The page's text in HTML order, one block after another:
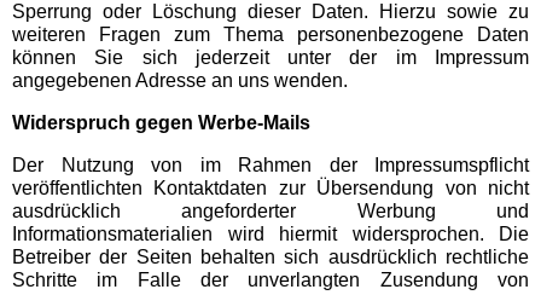
Mecklenburg-Vorpommern
Schwimmbäder
Nordrhein-Westfalen
Schwimmbäder
Sperrung oder Löschung dieser Daten. Hierzu sowie zu
weiteren Fragen zum Thema personenbezogene Daten
können Sie sich jederzeit unter der im Impressum
angegebenen Adresse an uns wenden.
Widerspruch gegen Werbe-Mails
Der Nutzung von im Rahmen der Impressumspflicht
veröffentlichten Kontaktdaten zur Übersendung von nicht
ausdrücklich angeforderter Werbung und
Informationsmaterialien wird hiermit widersprochen. Die
Betreiber der Seiten behalten sich ausdrücklich rechtliche
Schritte im Falle der unverlangten Zusendung von